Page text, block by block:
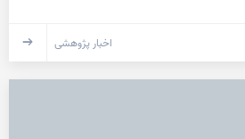
اخبار پژوهشی